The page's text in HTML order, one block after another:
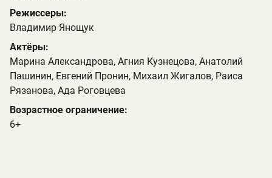
Режиссеры:
Владимир Янощук
Актёры:
Марина Александрова, Агния Кузнецова, Анатолий
Пашинин, Евгений Пронин, Михаил Жигалов, Раиса
Рязанова, Ада Роговцева
Возрастное ограничение:
6+